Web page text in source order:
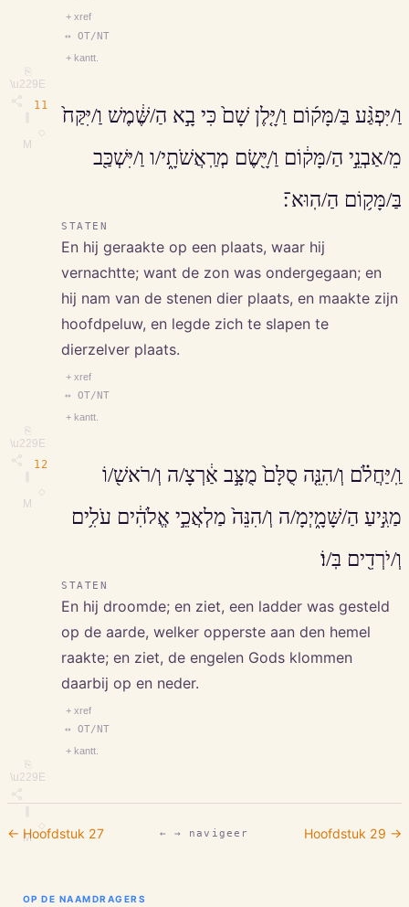
⎘
\u229E
M
+ xref
↔ OT/NT
+ kantt.
11
⎘
\u229E
M
וַ/יִּפְגַּ֨ע בַּ/מָּק֜וֹם וַ/יָּ֤לֶן שָׁם֙ כִּי בָ֣א הַ/שֶּׁ֔מֶשׁ וַ/יִּקַּח֙
מֵ/אַבְנֵ֣י הַ/מָּק֔וֹם וַ/יָּ֖שֶׂם מְרַֽאֲשֹׁתָ֑י/ו וַ/יִּשְׁכַּ֖ב
בַּ/מָּק֥וֹם הַ/הֽוּא־׃
STATEN
En hij geraakte op een plaats, waar hij
vernachtte; want de zon was ondergegaan; en
hij nam van de stenen dier plaats, en maakte zijn
hoofdpeluw, en legde zich te slapen te
dierzelver plaats.
+ xref
↔ OT/NT
+ kantt.
12
⎘
\u229E
M
וַֽ/יַּחֲלֹ֗ם וְ/הִנֵּ֤ה סֻלָּם֙ מֻצָּ֣ב אַ֔רְצָ/ה וְ/רֹאשׁ֖/וֹ
מַגִּ֣יעַ הַ/שָּׁמָ֑יְמָ/ה וְ/הִנֵּה֙ מַלְאֲכֵ֣י אֱלֹהִ֔ים עֹלִ֥ים
וְ/יֹרְדִ֖ים בּֽ/וֹ׃
STATEN
En hij droomde; en ziet, een ladder was gesteld
op de aarde, welker opperste aan den hemel
raakte; en ziet, de engelen Gods klommen
daarbij op en neder.
+ xref
↔ OT/NT
+ kantt.
← Hoofdstuk 27 ← → navigeer Hoofdstuk 29 →
OP DE NAAMDRAGERS